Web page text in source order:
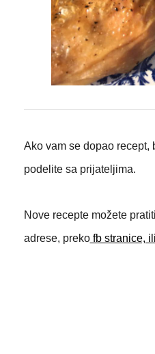
Ako vam se dopao recept,
podelite sa prijateljima.
Nove recepte možete
adrese, prekofb stranice,